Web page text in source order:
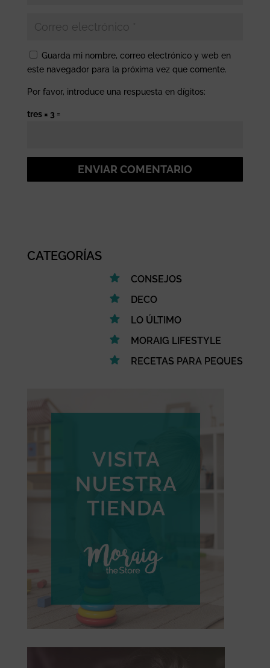
Guarda mi nombre, correo electrónico y web en
este navegador para la próxima vez que comente.
Por favor, introduce una respuesta en dígitos:
tres × 3 =
ENVIAR COMENTARIO
CATEGORÍAS
CONSEJOS
DECO
LO ÚLTIMO
MORAIG LIFESTYLE
RECETAS PARA PEQUES